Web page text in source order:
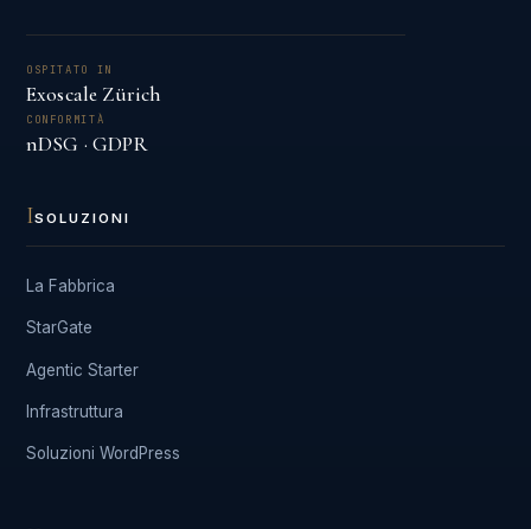
OSPITATO IN
Exoscale Zürich
CONFORMITÀ
nDSG · GDPR
ISOLUZIONI
La Fabbrica
StarGate
Agentic Starter
Infrastruttura
Soluzioni WordPress